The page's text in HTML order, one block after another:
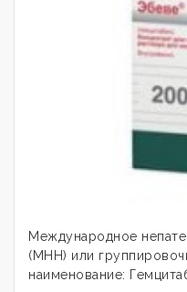
Международное
(МНН) или
наименование: